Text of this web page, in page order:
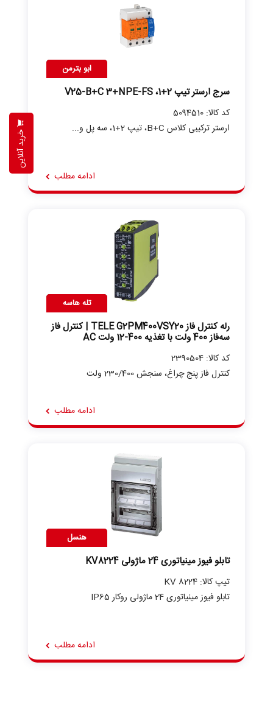
ابو بترمن
سرج ارستر تیپ 2+1، V25-B+C 3+NPE-FS
کد کالا: 5094510
ارستر ترکیبی کلاس B+C، تیپ 2+1، سه پل و...
ادامه مطلب
تله هاسه
رله کنترل فاز TELE G2PM400VSY20 | کنترل فاز
سه‌فاز 400 ولت با تغذیه 400-12 ولت AC
کد کالا: 2390504
کنترل فاز پنج چراغ، سنجش 230/400 ولت
ادامه مطلب
هنسل
تابلو فیوز مینیاتوری 24 ماژولی KV8224
تیپ کالا: KV 8224
تابلو فیوز مینیاتوری 24 ماژولی روکار IP65
ادامه مطلب
خرید آنلاین